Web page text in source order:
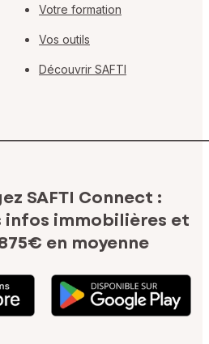
Votre formation
Vos outils
Découvrir SAFTI
SAFTI Connect :
infos immobilières et
en moyenne